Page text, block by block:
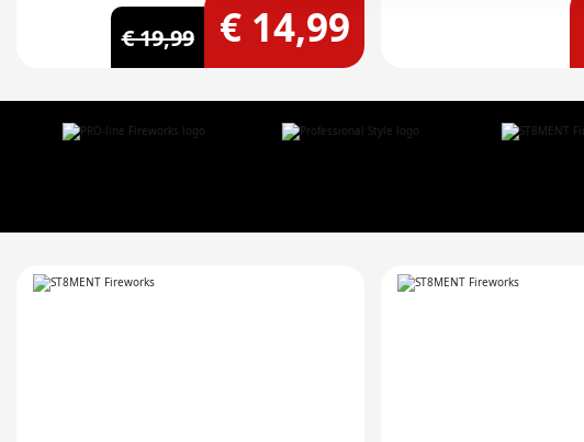
€ 19,99 € 14,99